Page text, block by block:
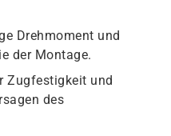
Drehmoment und
der Montage.
Zugfestigkeit und
des